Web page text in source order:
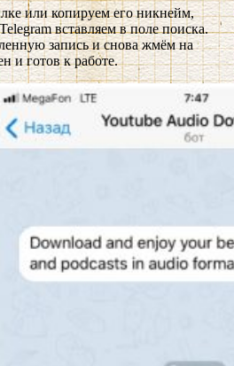
или копируем его никнейм,
вставляем в поле поиска.
запись и снова жмём на
и готов к работе.